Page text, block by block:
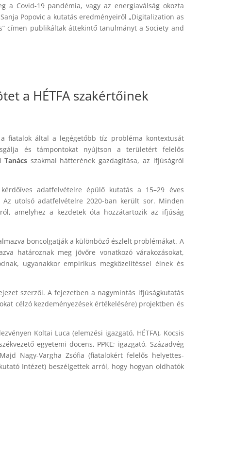
a Covid-19 pandémia, vagy az energiaválság okozta
Popovic a kutatás eredményeiről „Digitalization as
címen publikáltak áttekintő tanulmányt a Society and
a HÉTFA szakértőinek
fiatalok által a legégetőbb tíz probléma kontextusát
és támpontokat nyújtson a területért felelős
Tanács szakmai hátterének gazdagítása, az ifjúságról
adatfelvételre épülő kutatás a 15–29 éves
utolsó adatfelvételre 2020-ban került sor. Minden
amelyhez a kezdetek óta hozzátartozik az ifjúság
boncolgatják a különböző észlelt problémákat. A
határoznak meg jövőre vonatkozó várakozásokat,
ugyanakkor empirikus megközelítéssel élnek és
szerzői. A fejezetben a nagymintás ifjúságkutatás
célzó kezdeményezések értékelésére) projektben és
Koltai Luca (elemzési igazgató, HÉTFA), Kocsis
egyetemi docens, PPKE; igazgató, Századvég
Nagy-Vargha Zsófia (fiatalokért felelős helyettes-
Intézet) beszélgettek arról, hogy hogyan oldhatók